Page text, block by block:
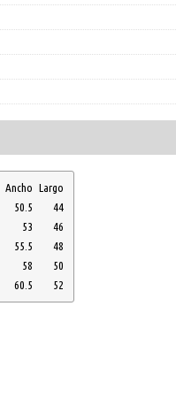
Ancho Largo
50.5
44
53
46
55.5
48
58
50
60.5 52